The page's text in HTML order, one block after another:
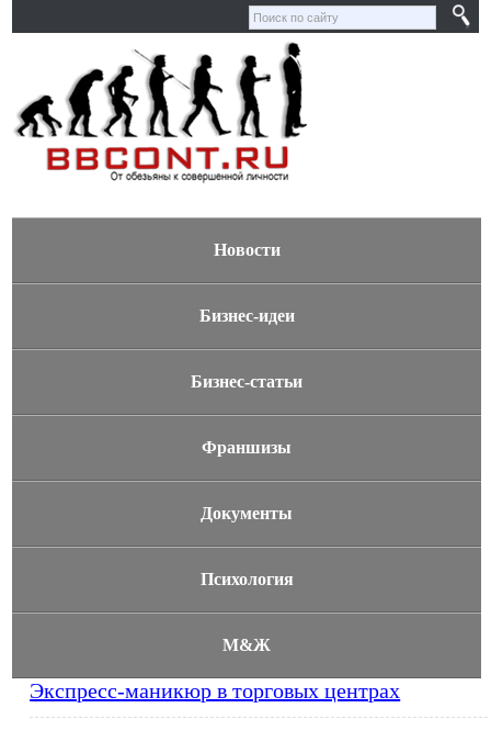
Новости
Бизнес-идеи
Бизнес-статьи
Франшизы
Документы
Психология
М&Ж
Экспресс-маникюр в торговых центрах